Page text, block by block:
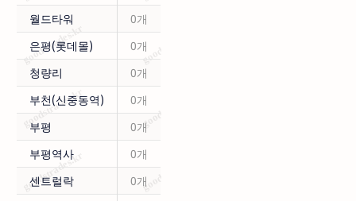
월드타워
0개
은평(롯데몰)
0개
청량리
0개
부천(신중동역)
0개
부평
0개
부평역사
0개
센트럴락
0개